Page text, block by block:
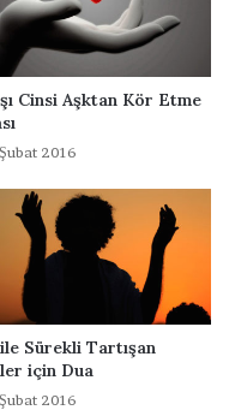
Cinsi Aşktan Kör Etme
2016
Sürekli Tartışan
için Dua
2016